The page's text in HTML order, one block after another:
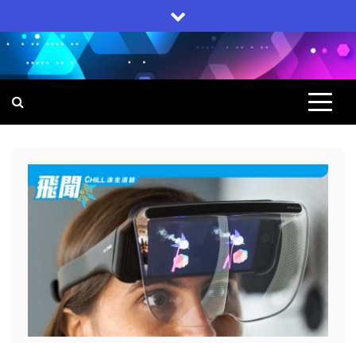
to
content
飛聞
集科技, 生活, 電子產品一身的網上雜誌